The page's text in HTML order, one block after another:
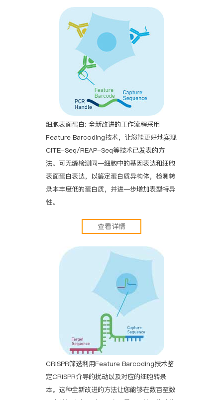
细胞表面蛋白: 全新改进的工作流程采用
Feature Barcoding技术，让您能更好地实现
CITE-Seq/REAP-Seq等技术已发表的方
法。可无缝检测同一细胞中的基因表达和细胞
表面蛋白表达，以鉴定蛋白质异构体，检测转
录本丰度低的蛋白质，并进一步增加表型特异
性。
查看详情
CRISPR筛选利用Feature Barcoding技术鉴
定CRISPR介导的扰动以及对应的细胞转录
本。这种全新改进的方法让您能够在数百至数